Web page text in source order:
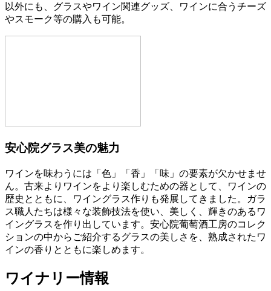
以外にも、グラスやワイン関連グッズ、ワインに合うチーズ
やスモーク等の購入も可能。
安心院グラス美の魅力
ワインを味わうには「色」「香」「味」の要素が欠かせませ
ん。古来よりワインをより楽しむための器として、ワインの
歴史とともに、ワイングラス作りも発展してきました。ガラ
ス職人たちは様々な装飾技法を使い、美しく、輝きのあるワ
イングラスを作り出しています。安心院葡萄酒工房のコレク
ションの中からご紹介するグラスの美しさを、熟成されたワ
インの香りとともに楽しめます。
ワイナリー情報